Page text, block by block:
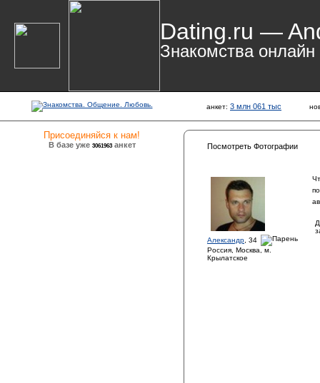
Dating.ru —
Знакомства онлайн
анкет: 3 млн 061 тыс
Присоединяйся к нам!
В базе уже 3061963анкет Посмотреть Фотографии
Александр , 34
Россия, Москва, м.
Крылатское